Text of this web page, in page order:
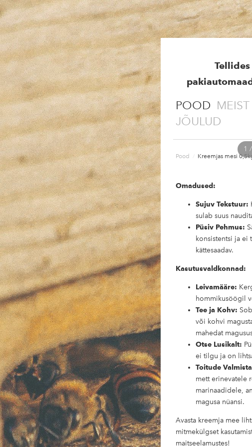
POOD MEIST
JÕULUD
Pood Kreemjas mesi
1
Omadused:
Sujuv Tekstuur:
sulab suus
Püsiv Pehmus:
konsistentsi ja
kättesaadav.
Kasutusvaldkonnad:
Leivamääre:
hommikusöögil
Tee ja Kohv:
või kohvi
mahedat
Otse Lusikalt:
ei tilgu ja on
Toitude
mett erinevatele
marinaadidele,
magusa nüansi.
Avasta kreemja mee
mitmekülgset
maitseelamustes!